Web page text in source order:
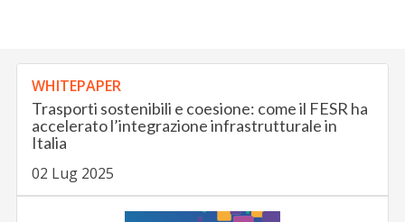
WHITEPAPER
Trasporti sostenibili e coesione: come il FESR ha
accelerato l’integrazione infrastrutturale in
Italia
02 Lug 2025